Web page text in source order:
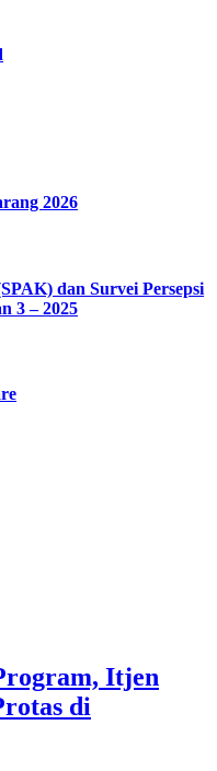
2026
dan Survei Persepsi
3 – 2025
Itjen
di